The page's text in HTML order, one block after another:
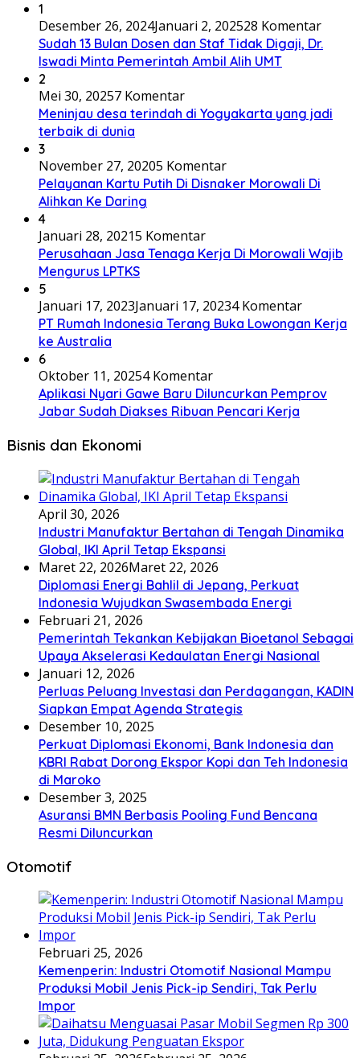
1
Desember 26, 2024Januari 2, 202528 Komentar
Sudah 13 Bulan Dosen dan Staf Tidak Digaji, Dr.
Iswadi Minta Pemerintah Ambil Alih UMT
2
Mei 30, 20257 Komentar
Meninjau desa terindah di Yogyakarta yang jadi
terbaik di dunia
3
November 27, 20205 Komentar
Pelayanan Kartu Putih Di Disnaker Morowali Di
Alihkan Ke Daring
4
Januari 28, 20215 Komentar
Perusahaan Jasa Tenaga Kerja Di Morowali Wajib
Mengurus LPTKS
5
Januari 17, 2023Januari 17, 20234 Komentar
PT Rumah Indonesia Terang Buka Lowongan Kerja
ke Australia
6
Oktober 11, 20254 Komentar
Aplikasi Nyari Gawe Baru Diluncurkan Pemprov
Jabar Sudah Diakses Ribuan Pencari Kerja
Bisnis dan Ekonomi
April 30, 2026
Industri Manufaktur Bertahan di Tengah Dinamika
Global, IKI April Tetap Ekspansi
Maret 22, 2026Maret 22, 2026
Diplomasi Energi Bahlil di Jepang, Perkuat
Indonesia Wujudkan Swasembada Energi
Februari 21, 2026
Pemerintah Tekankan Kebijakan Bioetanol Sebagai
Upaya Akselerasi Kedaulatan Energi Nasional
Januari 12, 2026
Perluas Peluang Investasi dan Perdagangan, KADIN
Siapkan Empat Agenda Strategis
Desember 10, 2025
Perkuat Diplomasi Ekonomi, Bank Indonesia dan
KBRI Rabat Dorong Ekspor Kopi dan Teh Indonesia
di Maroko
Desember 3, 2025
Asuransi BMN Berbasis Pooling Fund Bencana
Resmi Diluncurkan
Otomotif
Februari 25, 2026
Kemenperin: Industri Otomotif Nasional Mampu
Produksi Mobil Jenis Pick-ip Sendiri, Tak Perlu
Impor